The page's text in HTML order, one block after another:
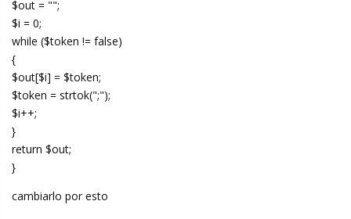
$out = "";
$i = 0;
while ($token != false)
{
$out[$i] = $token;
$token = strtok(";");
$i++;
}
return $out;
}
cambiarlo por esto